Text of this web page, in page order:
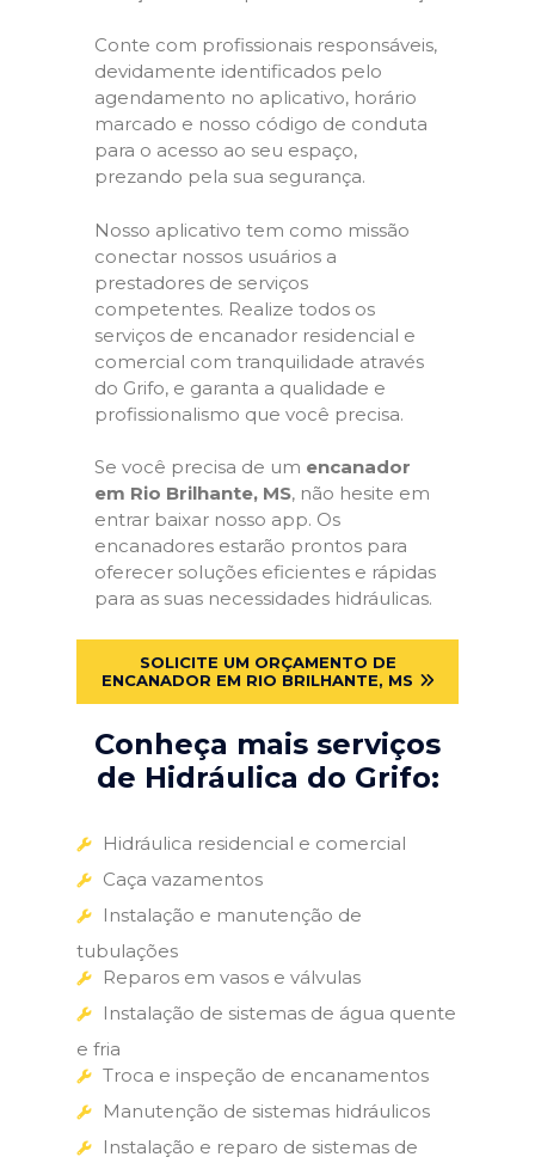
Conte com profissionais responsáveis,
devidamente identificados pelo
agendamento no aplicativo, horário
marcado e nosso código de conduta
para o acesso ao seu espaço,
prezando pela sua segurança.
Nosso aplicativo tem como missão
conectar nossos usuários a
prestadores de serviços
competentes. Realize todos os
serviços de encanador residencial e
comercial com tranquilidade através
do Grifo, e garanta a qualidade e
profissionalismo que você precisa.
Se você precisa de um encanador
em Rio Brilhante, MS, não hesite em
entrar baixar nosso app. Os
encanadores estarão prontos para
oferecer soluções eficientes e rápidas
para as suas necessidades hidráulicas.
SOLICITE UM ORÇAMENTO DE
ENCANADOR EM RIO BRILHANTE, MS
Conheça mais serviços
de Hidráulica do Grifo:
Hidráulica residencial e comercial
Caça vazamentos
Instalação e manutenção de
tubulações
Reparos em vasos e válvulas
Instalação de sistemas de água quente
e fria
Troca e inspeção de encanamentos
Manutenção de sistemas hidráulicos
Instalação e reparo de sistemas de